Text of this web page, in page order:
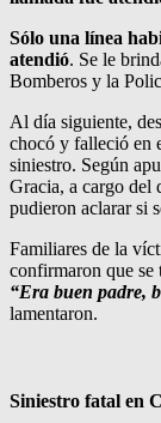
Sólo una línea
atendió. Se le
Bomberos y la
Al día siguiente,
chocó y falleció en
siniestro. Según
Gracia, a cargo del
pudieron aclarar si
Familiares de la
confirmaron que se
“Era buen padre,
lamentaron.
Siniestro fatal en